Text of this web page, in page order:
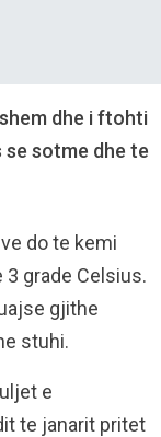
dhe i ftohti
sotme dhe te
do te kemi
grade Celsius.
gjithe
stuhi.
e
te janarit pritet